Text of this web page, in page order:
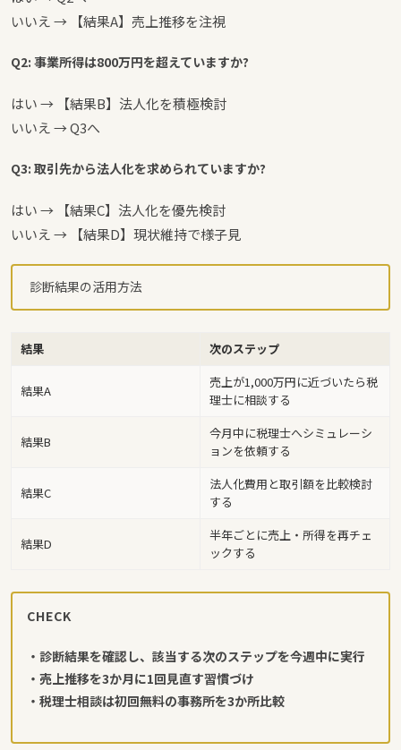
いいえ → 【結果A】売上推移を注視
Q2: 事業所得は800万円を超えていますか?
はい → 【結果B】法人化を積極検討
いいえ → Q3へ
Q3: 取引先から法人化を求められていますか?
はい → 【結果C】法人化を優先検討
いいえ → 【結果D】現状維持で様子見
診断結果の活用方法
結果 次のステップ
結果A
売上が1,000万円に近づいたら税
理士に相談する
結果B
今月中に税理士へシミュレーシ
ョンを依頼する
結果C
法人化費用と取引額を比較検討
する
結果D
半年ごとに売上・所得を再チェ
ックする
CHECK
・診断結果を確認し、該当する次のステップを今週中に実行
・売上推移を3か月に1回見直す習慣づけ
・税理士相談は初回無料の事務所を3か所比較